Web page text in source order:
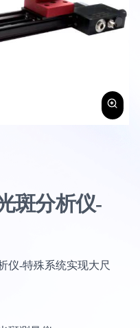
斑分析仪-
仪-特殊系统实现大尺